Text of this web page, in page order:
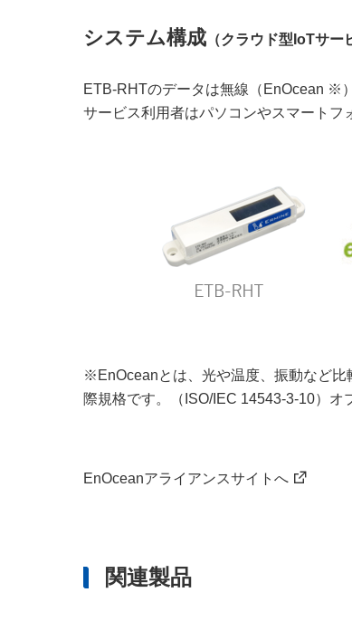
システム構成 （クラウド型IoTサー
ETB-RHTのデータは無線（EnOcean ※
サービス利用者はパソコンやスマートフ
※EnOceanとは、光や温度、振動など比
際規格です。（ISO/IEC 14543-3-10）オ
EnOceanアライアンスサイトへ
関連製品